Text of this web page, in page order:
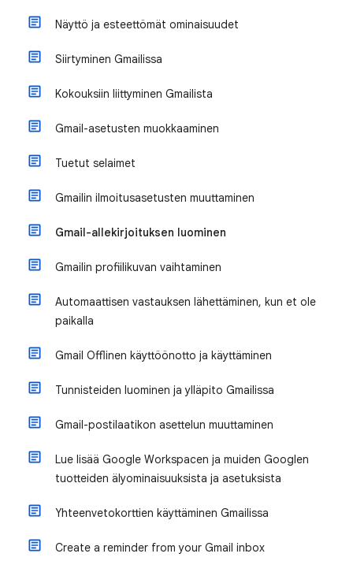
Näyttö ja esteettömät ominaisuudet
Siirtyminen Gmailissa
Kokouksiin liittyminen Gmailista
Gmail-asetusten muokkaaminen
Tuetut selaimet
Gmailin ilmoitusasetusten muuttaminen
Gmail-allekirjoituksen luominen
Gmailin profiilikuvan vaihtaminen
Automaattisen vastauksen lähettäminen, kun et ole
paikalla
Gmail Offlinen käyttöönotto ja käyttäminen
Tunnisteiden luominen ja ylläpito Gmailissa
Gmail-postilaatikon asettelun muuttaminen
Lue lisää Google Workspacen ja muiden Googlen
tuotteiden älyominaisuuksista ja asetuksista
Yhteenvetokorttien käyttäminen Gmailissa
Create a reminder from your Gmail inbox